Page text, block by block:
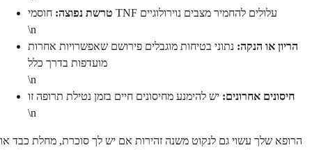
טרשת נפוצה:
חוסמי TNF עלולים להחמיר מצבים נוירולוגיים
\n
הריון או הנקה: נתוני בטיחות מוגבלים פירושם שאפשרויות אחרות
מועדפות בדרך כלל
\n
חיסונים אחרונים: יש להימנע מחיסונים חיים בזמן נטילת תרופה זו
\n
הרופא שלך עשוי גם לנקוט משנה זהירות אם יש לך סוכרת, מחלת כבד או